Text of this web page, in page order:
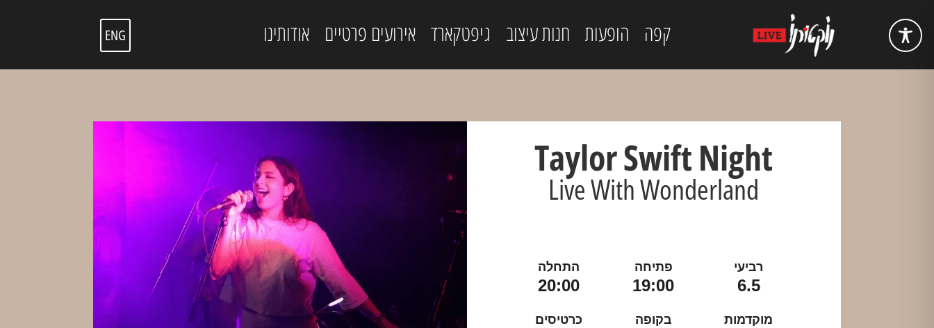
ENG קפה הופעות חנות עיצוב גיפטקארד אירועים פרטיים אודותינו
Taylor Swift Night
Live With Wonderland
רביעי
6.5
פתיחה
19:00
התחלה
20:00
מוקדמות בקופה כרטיסים